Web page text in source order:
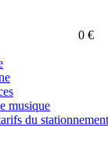
0 €
musique
du stationnement